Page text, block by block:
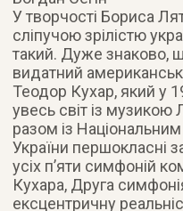
У творчості Бориса
сліпучою зрілістю
такий. Дуже знаково,
видатний
Теодор Кухар, який у
увесь світ із
разом із
України першокласні
усіх п’яти симфоній
Кухара, Друга
ексцентричну